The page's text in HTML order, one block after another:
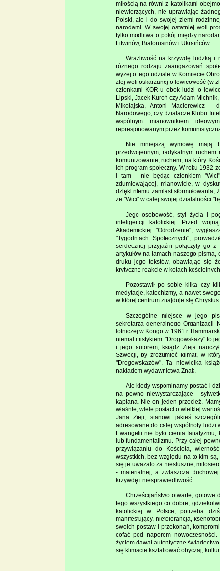
miłością na równi z katolikami
niewierzących, nie uprawiając
Polski, ale i do swojej ziemi
narodami. W swojej ostatniej woli
tylko modlitwa o pokój między
Litwinów, Białorusinów i Ukraińców.
Wrażliwość na krzywdę ludzką i
różnego rodzaju zaangażowań
wyżej o jego udziale w Komitecie
złej woli oskarżanej o lewicowość (w
członkami KOR-u obok ludzi o
Lipski, Jacek Kuroń czy Adam
Mikołajska, Antoni Macierewicz -
Narodowego, czy działacze Klubu
wspólnym mianownikiem
represjonowanym przez
Nie mniejszą wymowę mają
przedwojennym, radykalnym
komunizowanie, ruchem, na który
ich program społeczny. W roku 1932
i tam - nie będąc członkiem
zdumiewającej, mianowicie, w
dzięki niemu zamiast sformułowania,
że "Wici" w całej swojej działalności
Jego osobowość, styl życia i
inteligencji katolickiej. Przed
Akademickiej "Odrodzenie";
"Tygodniach Społecznych",
serdecznej przyjaźni połączyły go z
artykułów na łamach naszego
druku jego tekstów, obawiając się
krytyczne reakcje w kołach
Pozostawił po sobie kilka czy
medytacje, katechizmy, a nawet
w której centrum znajduje się
Szczególne miejsce w jego
sekretarza generalnego Organizacji
lotniczej w Kongo w 1961 r.
niemal mistykiem. "Drogowskazy" to
i jego autorem, ksiądz Zieja
Szwecji, by zrozumieć klimat, w
"Drogowskazów". Ta niewielka
nakładem wydawnictwa Znak.
Ale kiedy wspominamy postać i
na pewno niewystarczające -
kapłana. Nie on jeden przecież.
właśnie, wiele postaci o wielkiej
Jana Zieji, stanowi jakieś
adresowane do całej wspólnoty
Ewangelii nie było cienia
lub fundamentalizmu. Przy całej
przywiązaniu do Kościoła,
wszystkich, bez względu na to kim
się je uważało za niesłuszne,
- materialnej, a zwłaszcza
krzywdę i niesprawiedliwość.
Chrześcijaństwo otwarte, gotowe
tego wszystkiego co dobre,
katolickiej w Polsce, potrzeba
manifestujący, nietolerancja,
swoich postaw i przekonań,
cofać pod naporem
życiem dawał autentyczne
się klimacie kształtować obyczaj,